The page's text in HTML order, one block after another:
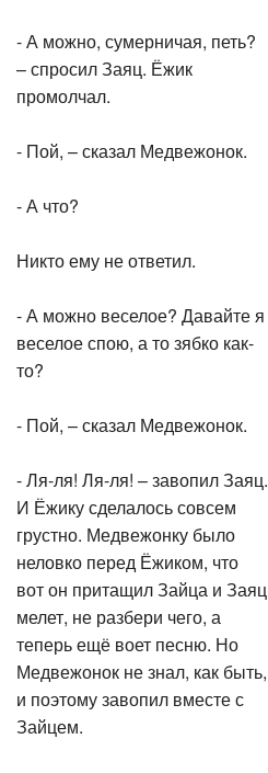
- А можно, сумерничая, петь?
– спросил Заяц. Ёжик
промолчал.
- Пой, – сказал Медвежонок.
- А что?
Никто ему не ответил.
- А можно веселое? Давайте я
веселое спою, а то зябко как-
то?
- Пой, – сказал Медвежонок.
- Ля-ля! Ля-ля! – завопил Заяц.
И Ёжику сделалось совсем
грустно. Медвежонку было
неловко перед Ёжиком, что
вот он притащил Зайца и Заяц
мелет, не разбери чего, а
теперь ещё воет песню. Но
Медвежонок не знал, как быть,
и поэтому завопил вместе с
Зайцем.